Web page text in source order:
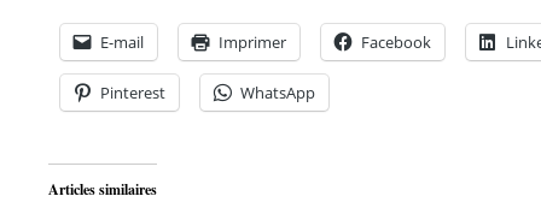
E-mail Imprimer Facebook
Pinterest WhatsApp
Articles similaires